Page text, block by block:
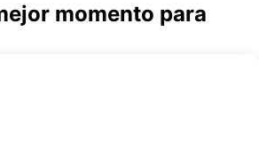
momento para